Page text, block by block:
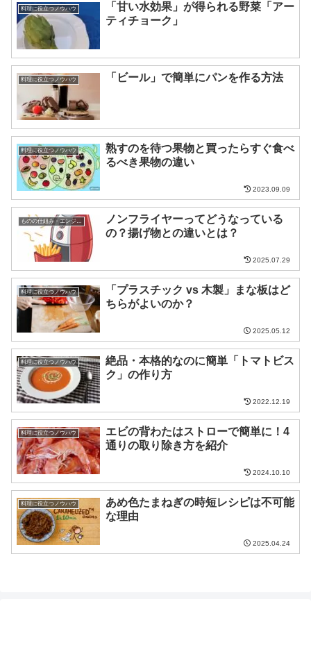
料理に役立つノウハウ
「甘い水効果」が得られる野菜「アー
ティチョーク」
料理に役立つノウハウ 「ビール」で簡単にパンを作る方法
料理に役立つノウハウ
熟すのを待つ果物と買ったらすぐ食べ
るべき果物の違い
2023.09.09
ノンフライヤーってどうなっている
の？揚げ物との違いとは？
2025.07.29
料理に役立つノウハウ
「プラスチック vs 木製」まな板はど
ちらがよいのか？
2025.05.12
料理に役立つノウハウ
絶品・本格的なのに簡単「トマトビス
ク」の作り方
2022.12.19
料理に役立つノウハウ
エビの背わたはストローで簡単に！4
通りの取り除き方を紹介
2024.10.10
料理に役立つノウハウ
あめ色たまねぎの時短レシピは不可能
な理由
2025.04.24